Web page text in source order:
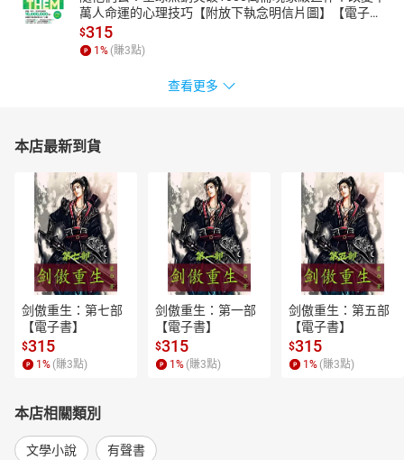
萬人命運的心理技巧【附放下執念明信片圖】【電子
書】
$315
1 % (賺3點)
查看更多
本店最新到貨
剑傲重生：第七部
【電子書】
$315
1 % (賺3點)
剑傲重生：第一部
【電子書】
$315
1 % (賺3點)
剑傲重生：第五部
【電子書】
$315
1 % (賺3點)
本店相關類別
文學小說 有聲書